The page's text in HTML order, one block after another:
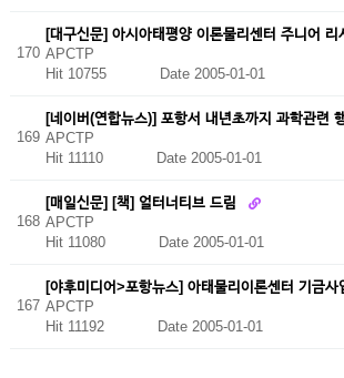
170
[대구신문] 아시아태평양 이론물리센터 주니어 리
APCTP
Hit 10755
Date 2005-01-01
169
[네이버(연합뉴스)] 포항서 내년초까지 과학관련
APCTP
Hit 11110
Date 2005-01-01
168
[매일신문] [책] 얼터너티브 드림
APCTP
Hit 11080
Date 2005-01-01
167
[야후미디어>포항뉴스] 아태물리이론센터 기금사
APCTP
Hit 11192
Date 2005-01-01